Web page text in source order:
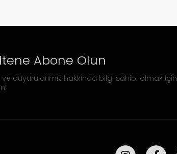
Abone Olun
ve duyurularımız hakkında bilgi sahibi olmak için